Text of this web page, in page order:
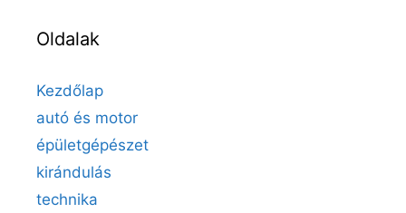
Oldalak
Kezdőlap
autó és motor
épületgépészet
kirándulás
technika